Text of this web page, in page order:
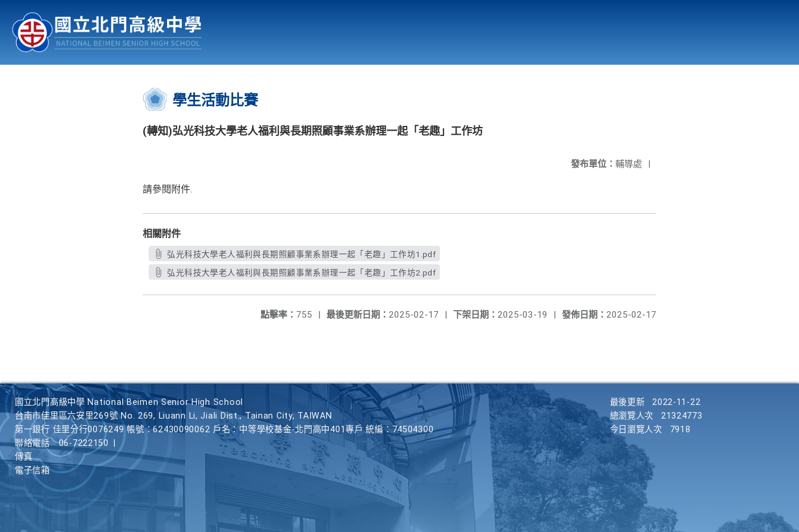
認識北中 行事曆
:::
學生活動比賽
(轉知)弘光科技大學老人福利與長期照顧事業系辦理一起「老趣」工作坊
發布單位： 輔導處 |
請參閱附件.
相關附件
弘光科技大學老人福利與長期照顧事業系辦理一起「老趣」工作坊1.pdf
弘光科技大學老人福利與長期照顧事業系辦理一起「老趣」工作坊2.pdf
發佈日期： 2025-02-17
下架日期： 2025-03-19 |
最後更新日期： 2025-02-17 |
點擊率： 755 |
國立北門高級中學 National Beimen Senior High School
台南市佳里區六安里269號 No. 269, Liuann Li, Jiali Dist., Tainan City, TAIWAN
第一銀行 佳里分行0076249 帳號：62430090062 戶名：中等學校基金-北門高中401專戶 統編：74504300
聯絡電話
06-7222150
傳真
電子信箱
最後更新
2022-11-22
總瀏覽人次
21324773
今日瀏覽人次
7918